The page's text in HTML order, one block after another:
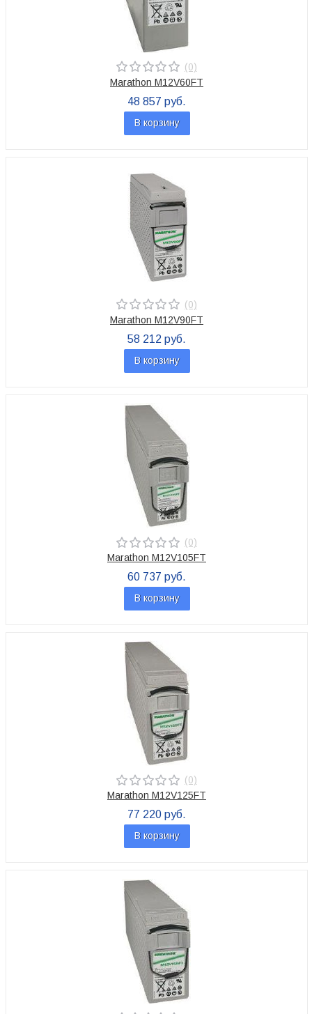
(0)
Marathon M12V60FT
48 857 руб.
В корзину
(0)
Marathon M12V90FT
58 212 руб.
В корзину
(0)
Marathon M12V105FT
60 737 руб.
В корзину
(0)
Marathon M12V125FT
77 220 руб.
В корзину